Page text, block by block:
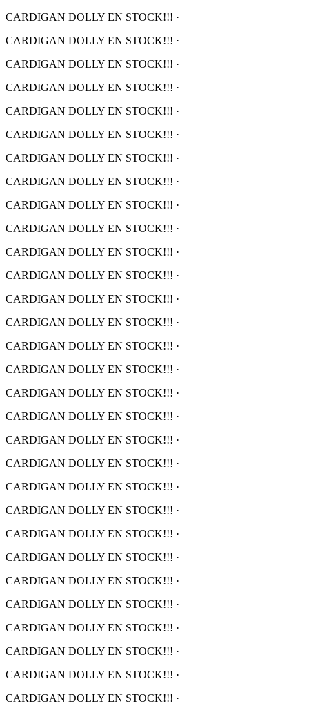
CARDIGAN DOLLY EN STOCK!!! ·
CARDIGAN DOLLY EN STOCK!!! ·
CARDIGAN DOLLY EN STOCK!!! ·
CARDIGAN DOLLY EN STOCK!!! ·
CARDIGAN DOLLY EN STOCK!!! ·
CARDIGAN DOLLY EN STOCK!!! ·
CARDIGAN DOLLY EN STOCK!!! ·
CARDIGAN DOLLY EN STOCK!!! ·
CARDIGAN DOLLY EN STOCK!!! ·
CARDIGAN DOLLY EN STOCK!!! ·
CARDIGAN DOLLY EN STOCK!!! ·
CARDIGAN DOLLY EN STOCK!!! ·
CARDIGAN DOLLY EN STOCK!!! ·
CARDIGAN DOLLY EN STOCK!!! ·
CARDIGAN DOLLY EN STOCK!!! ·
CARDIGAN DOLLY EN STOCK!!! ·
CARDIGAN DOLLY EN STOCK!!! ·
CARDIGAN DOLLY EN STOCK!!! ·
CARDIGAN DOLLY EN STOCK!!! ·
CARDIGAN DOLLY EN STOCK!!! ·
CARDIGAN DOLLY EN STOCK!!! ·
CARDIGAN DOLLY EN STOCK!!! ·
CARDIGAN DOLLY EN STOCK!!! ·
CARDIGAN DOLLY EN STOCK!!! ·
CARDIGAN DOLLY EN STOCK!!! ·
CARDIGAN DOLLY EN STOCK!!! ·
CARDIGAN DOLLY EN STOCK!!! ·
CARDIGAN DOLLY EN STOCK!!! ·
CARDIGAN DOLLY EN STOCK!!! ·
CARDIGAN DOLLY EN STOCK!!! ·